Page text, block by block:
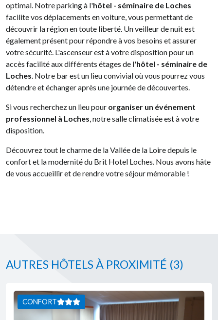
optimal. Notre parking à l'hôtel - séminaire de Loches
facilite vos déplacements en voiture, vous permettant de
découvrir la région en toute liberté. Un veilleur de nuit est
également présent pour répondre à vos besoins et assurer
votre sécurité. L'ascenseur est à votre disposition pour un
accès facilité aux différents étages de l'hôtel - séminaire de
Loches. Notre bar est un lieu convivial où vous pourrez vous
détendre et échanger après une journée de découvertes.
Si vous recherchez un lieu pour organiser un événement
professionnel à Loches, notre salle climatisée est à votre
disposition.
Découvrez tout le charme de la Vallée de la Loire depuis le
confort et la modernité du Brit Hotel Loches. Nous avons hâte
de vous accueillir et de rendre votre séjour mémorable !
AUTRES HÔTELS À PROXIMITÉ (3)
CONFORT